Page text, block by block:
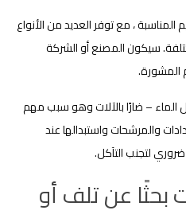
، مع توفر العديد من الأنواع
سيكون المصنع أو الشركة
المشورة.
– ضارًا بالآلات وهو سبب مهم
والمرشحات واستبدالها عند
ضروري لتجنب التآكل.
بحثًا عن تلف أو